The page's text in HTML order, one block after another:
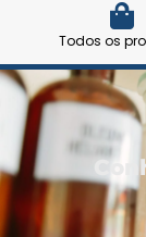
Todos os